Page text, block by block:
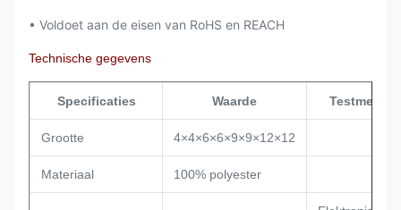
• Voldoet aan de eisen van RoHS en REACH
Technische gegevens
Specificaties Waarde
Grootte 4×4×6×6×9×9×12×12
Materiaal 100% polyester